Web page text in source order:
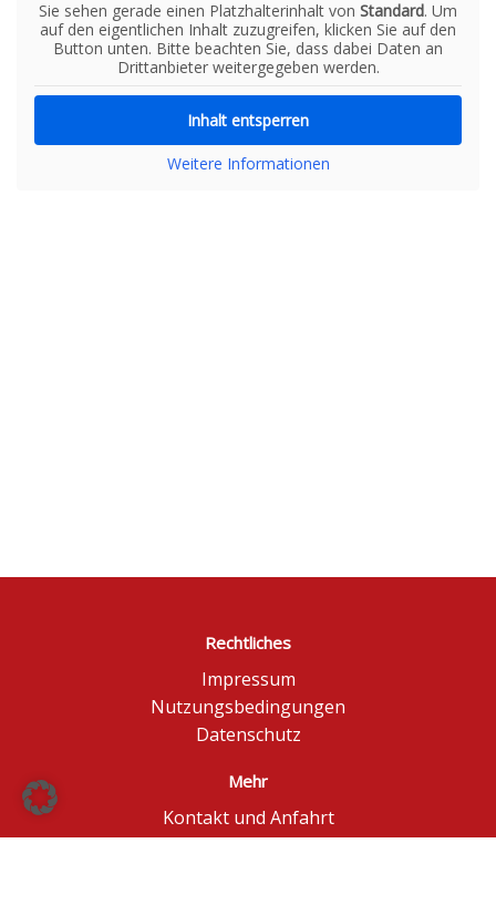
Sie sehen gerade einen Platzhalterinhalt von Standard. Um
auf den eigentlichen Inhalt zuzugreifen, klicken Sie auf den
Button unten. Bitte beachten Sie, dass dabei Daten an
Drittanbieter weitergegeben werden.
Inhalt entsperren
Weitere Informationen
Rechtliches
Impressum
Nutzungsbedingungen
Datenschutz
Mehr
Kontakt und Anfahrt
Börse Düsseldorf